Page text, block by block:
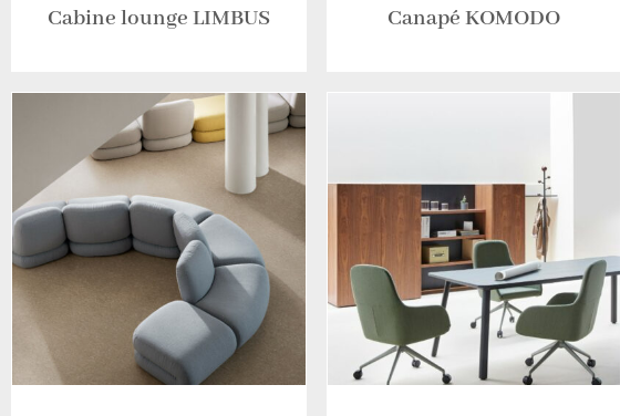
Cabine lounge LIMBUS Canapé KOMODO